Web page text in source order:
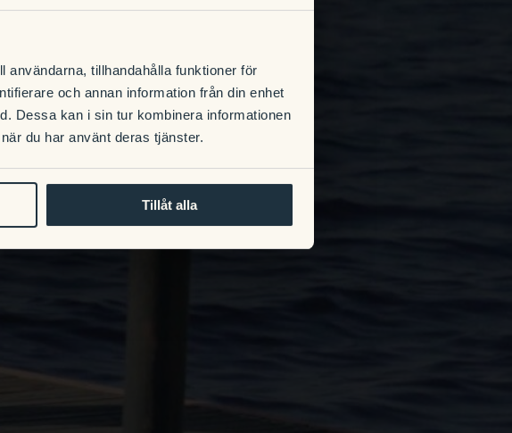
användarna, tillhandahålla funktioner för
och annan information från din enhet
Dessa kan i sin tur kombinera informationen
du har använt deras tjänster.
Tillåt alla